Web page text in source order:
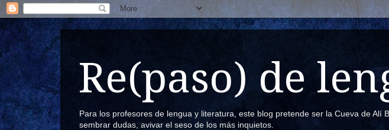
Re(paso) de
Para los profesores de lengua y literatura, este blog pretende ser la Cueva de
sembrar dudas, avivar el seso de los más inquietos.